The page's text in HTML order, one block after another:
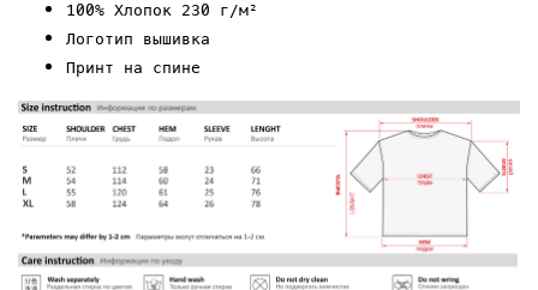
100% Хлопок 230 г/м²
Логотип вышивка
Принт на спине